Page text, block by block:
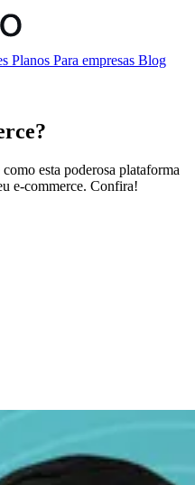
Planos Para empresas Blog
esta poderosa plataforma
e-commerce. Confira!